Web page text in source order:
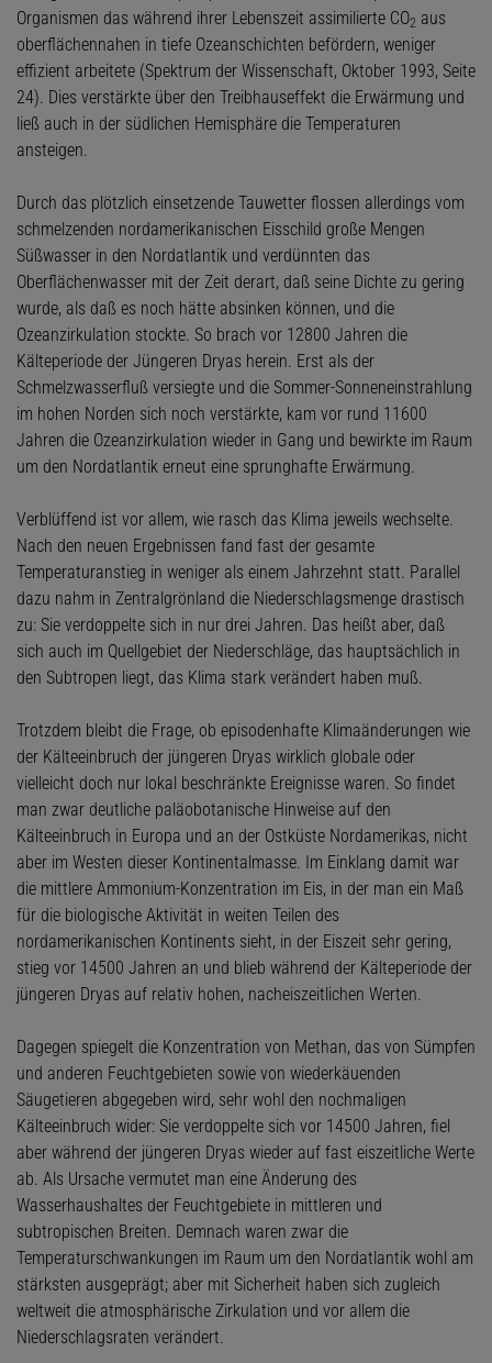
Organismen das während ihrer Lebenszeit assimilierte CO2 aus
oberflächennahen in tiefe Ozeanschichten befördern, weniger
effizient arbeitete (Spektrum der Wissenschaft, Oktober 1993, Seite
24). Dies verstärkte über den Treibhauseffekt die Erwärmung und
ließ auch in der südlichen Hemisphäre die Temperaturen
ansteigen.
Durch das plötzlich einsetzende Tauwetter flossen allerdings vom
schmelzenden nordamerikanischen Eisschild große Mengen
Süßwasser in den Nordatlantik und verdünnten das
Oberflächenwasser mit der Zeit derart, daß seine Dichte zu gering
wurde, als daß es noch hätte absinken können, und die
Ozeanzirkulation stockte. So brach vor 12800 Jahren die
Kälteperiode der Jüngeren Dryas herein. Erst als der
Schmelzwasserfluß versiegte und die Sommer-Sonneneinstrahlung
im hohen Norden sich noch verstärkte, kam vor rund 11600
Jahren die Ozeanzirkulation wieder in Gang und bewirkte im Raum
um den Nordatlantik erneut eine sprunghafte Erwärmung.
Verblüffend ist vor allem, wie rasch das Klima jeweils wechselte.
Nach den neuen Ergebnissen fand fast der gesamte
Temperaturanstieg in weniger als einem Jahrzehnt statt. Parallel
dazu nahm in Zentralgrönland die Niederschlagsmenge drastisch
zu: Sie verdoppelte sich in nur drei Jahren. Das heißt aber, daß
sich auch im Quellgebiet der Niederschläge, das hauptsächlich in
den Subtropen liegt, das Klima stark verändert haben muß.
Trotzdem bleibt die Frage, ob episodenhafte Klimaänderungen wie
der Kälteeinbruch der jüngeren Dryas wirklich globale oder
vielleicht doch nur lokal beschränkte Ereignisse waren. So findet
man zwar deutliche paläobotanische Hinweise auf den
Kälteeinbruch in Europa und an der Ostküste Nordamerikas, nicht
aber im Westen dieser Kontinentalmasse. Im Einklang damit war
die mittlere Ammonium-Konzentration im Eis, in der man ein Maß
für die biologische Aktivität in weiten Teilen des
nordamerikanischen Kontinents sieht, in der Eiszeit sehr gering,
stieg vor 14500 Jahren an und blieb während der Kälteperiode der
jüngeren Dryas auf relativ hohen, nacheiszeitlichen Werten.
Dagegen spiegelt die Konzentration von Methan, das von Sümpfen
und anderen Feuchtgebieten sowie von wiederkäuenden
Säugetieren abgegeben wird, sehr wohl den nochmaligen
Kälteeinbruch wider: Sie verdoppelte sich vor 14500 Jahren, fiel
aber während der jüngeren Dryas wieder auf fast eiszeitliche Werte
ab. Als Ursache vermutet man eine Änderung des
Wasserhaushaltes der Feuchtgebiete in mittleren und
subtropischen Breiten. Demnach waren zwar die
Temperaturschwankungen im Raum um den Nordatlantik wohl am
stärksten ausgeprägt; aber mit Sicherheit haben sich zugleich
weltweit die atmosphärische Zirkulation und vor allem die
Niederschlagsraten verändert.